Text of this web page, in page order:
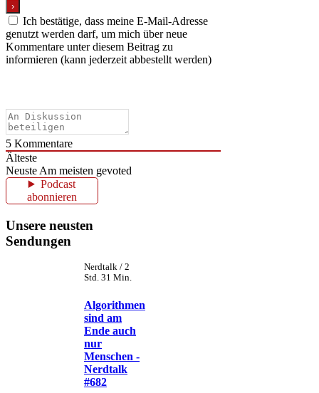
Ich bestätige, dass meine E-Mail-Adresse
genutzt werden darf, um mich über neue
Kommentare unter diesem Beitrag zu
informieren (kann jederzeit abbestellt werden)
5 Kommentare
Älteste
Neuste Am meisten gevoted
Podcast
abonnieren
Unsere neusten
Sendungen
Nerdtalk / 2
Std. 31 Min.
Algorithmen
sind am
Ende auch
nur
Menschen -
Nerdtalk
#682